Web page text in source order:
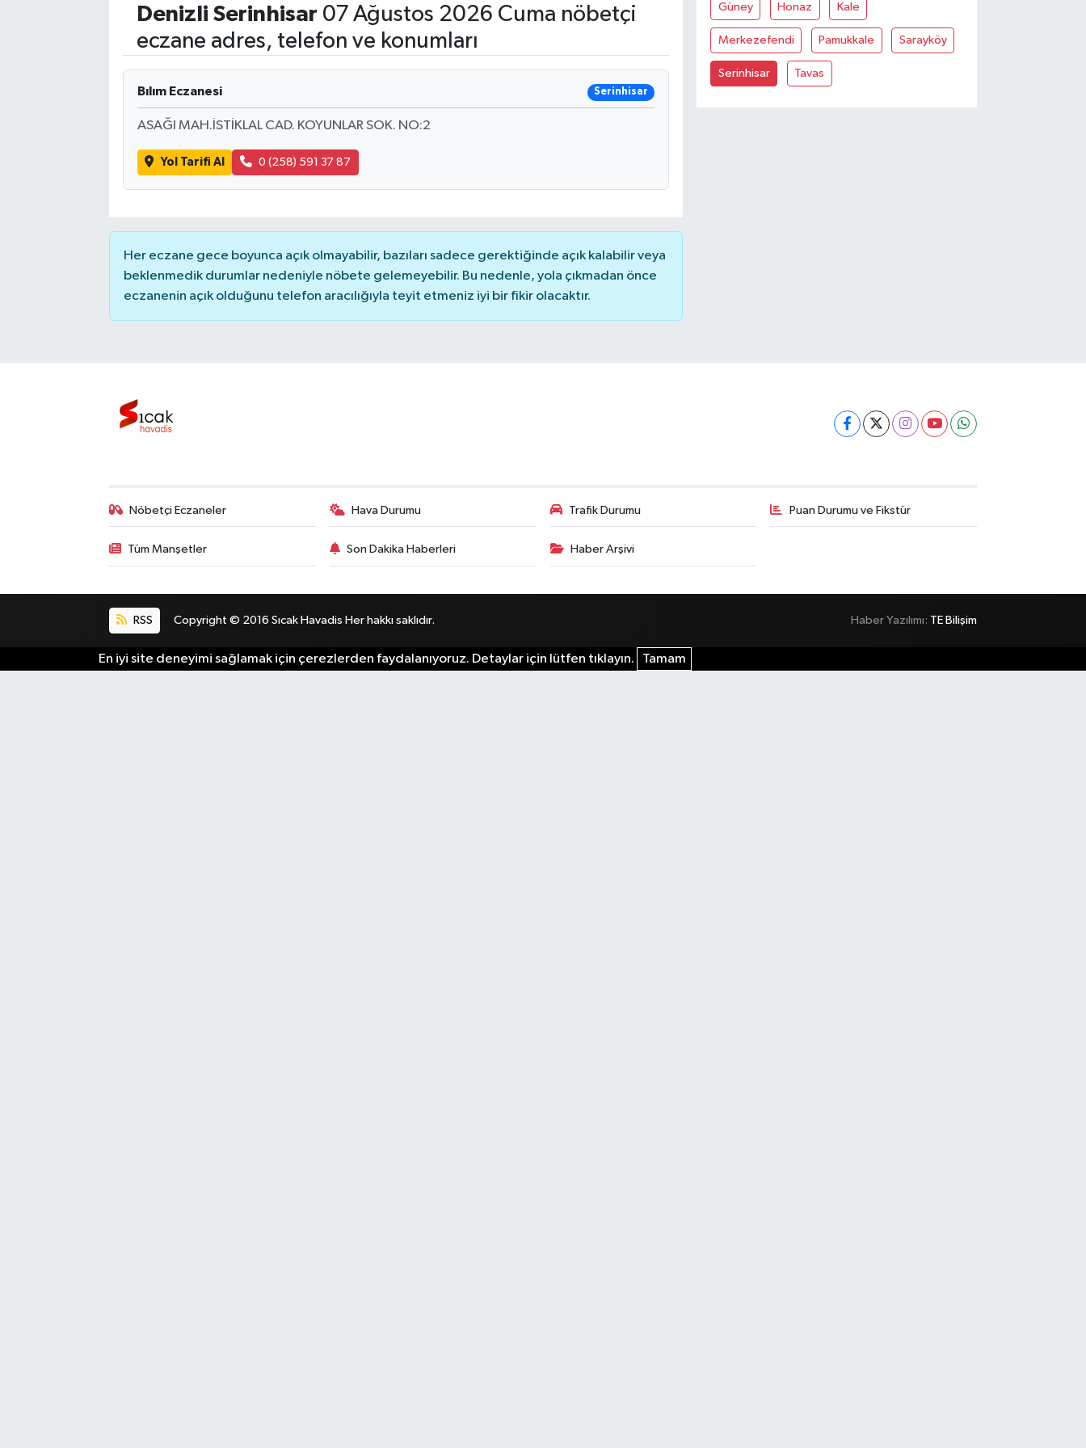
Denizli Serinhisar 07 Ağustos 2026 Cuma nöbetçi
eczane adres, telefon ve konumları
Bılım Eczanesi Serinhisar
ASAĞI MAH.İSTİKLAL CAD. KOYUNLAR SOK. NO:2
Yol Tarifi Al 0 (258) 591 37 87
Her eczane gece boyunca açık olmayabilir, bazıları sadece gerektiğinde açık kalabilir veya
beklenmedik durumlar nedeniyle nöbete gelemeyebilir. Bu nedenle, yola çıkmadan önce
eczanenin açık olduğunu telefon aracılığıyla teyit etmeniz iyi bir fikir olacaktır.
Güney Honaz Kale
Merkezefendi Pamukkale Sarayköy
Serinhisar Tavas
Nöbetçi Eczaneler Hava Durumu Trafik Durumu Puan Durumu ve Fikstür
Tüm Manşetler Son Dakika Haberleri Haber Arşivi
RSS Copyright © 2016 Sıcak Havadis Her hakkı saklıdır. Haber Yazılımı: TE Bilişim
En iyi site deneyimi sağlamak için çerezlerden faydalanıyoruz. Detaylar için lütfen tıklayın. Tamam
Kültür & Sanat
Bilim, Teknoloji